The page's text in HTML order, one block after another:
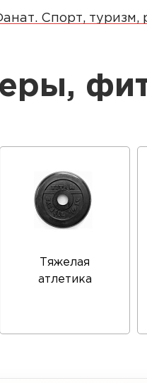
Спорт, туризм,
Тяжелая
атлетика